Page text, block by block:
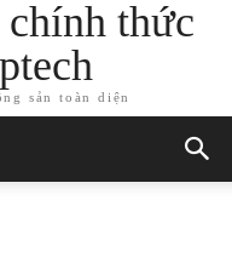
thức
sản toàn diện